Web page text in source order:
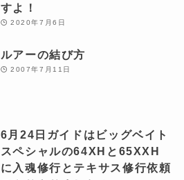
すよ！
2020年7月6日
ルアーの結び方
2007年7月11日
6月24日ガイドはビッグベイト
スペシャルの64XHと65XXH
に入魂修行とテキサス修行依頼